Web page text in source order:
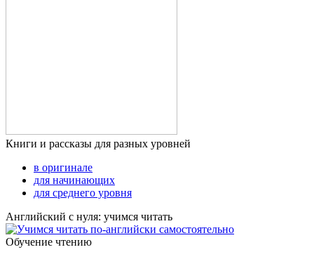
Книги и рассказы для разных уровней
в оригинале
для начинающих
для среднего уровня
Английский с нуля: учимся читать
Обучение чтению